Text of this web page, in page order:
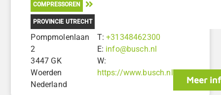
COMPRESSOREN
PROVINCIE UTRECHT
Pompmolenlaan
2
3447 GK
Woerden
Nederland
T:+31348462300
E: info@busch.nl
W:
https://www.busch.nl
Meer